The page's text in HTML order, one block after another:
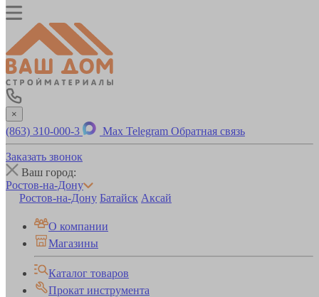
×
(863) 310-000-3 Max Telegram Обратная связь
Заказать звонок
Ваш город:
Ростов-на-Дону
Ростов-на-Дону Батайск Аксай
О компании
Магазины
Каталог товаров
Прокат инструмента